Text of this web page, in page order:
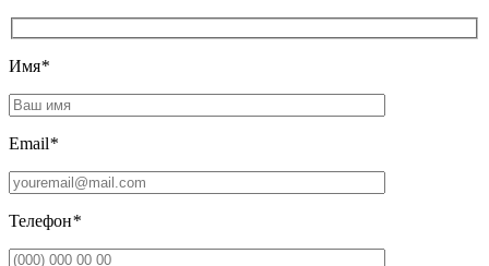
Имя*
Email*
Телефон*